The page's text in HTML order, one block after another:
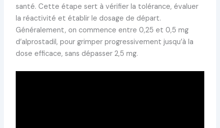
santé. Cette étape sert à vérifier la tolérance, évaluer
la réactivité et établir le dosage de départ.
Généralement, on commence entre 0,25 et 0,5 mg
d’alprostadil, pour grimper progressivement jusqu’à la
dose efficace, sans dépasser 2,5 mg.